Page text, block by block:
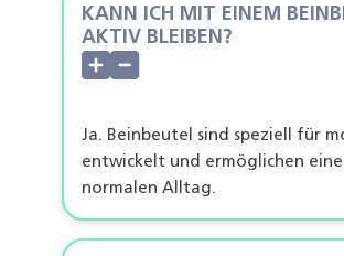
KANN ICH MIT EINEM
AKTIV BLEIBEN?
Ja. Beinbeutel sind speziell für
entwickelt und ermöglichen
normalen Alltag.